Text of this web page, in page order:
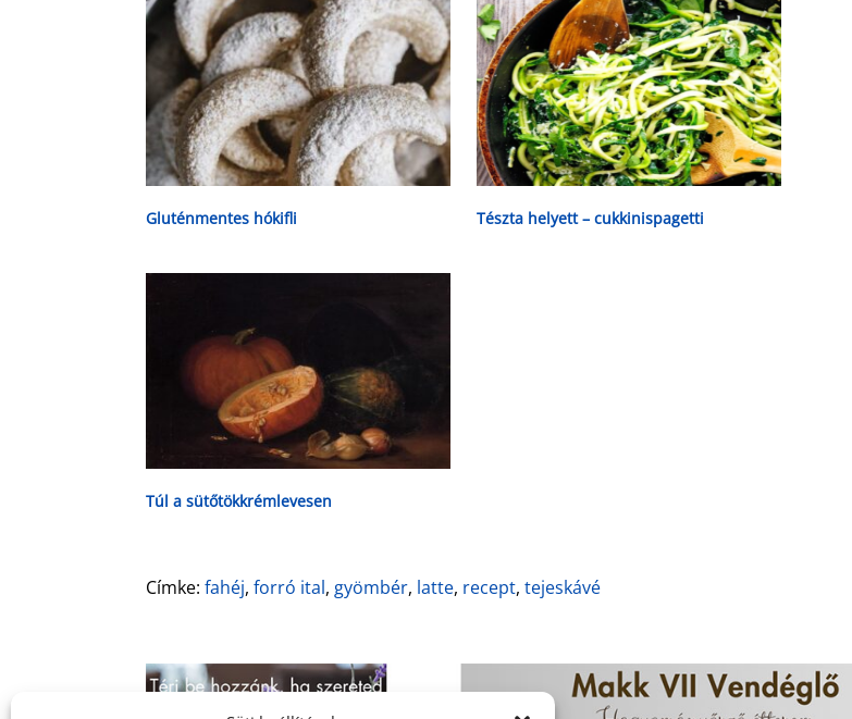
Gluténmentes hókifli Tészta helyett – cukkinispagetti
Túl a sütőtökkrémlevesen
Címke:fahéj,forró ital, gyömbér, latte, recept,tejeskávé